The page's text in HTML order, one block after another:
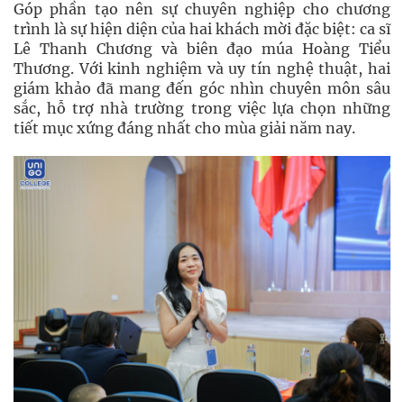
Góp phần tạo nên sự chuyên nghiệp cho chương
trình là sự hiện diện của hai khách mời đặc biệt: ca sĩ
Lê Thanh Chương và biên đạo múa Hoàng Tiểu
Thương. Với kinh nghiệm và uy tín nghệ thuật, hai
giám khảo đã mang đến góc nhìn chuyên môn sâu
sắc, hỗ trợ nhà trường trong việc lựa chọn những
tiết mục xứng đáng nhất cho mùa giải năm nay.